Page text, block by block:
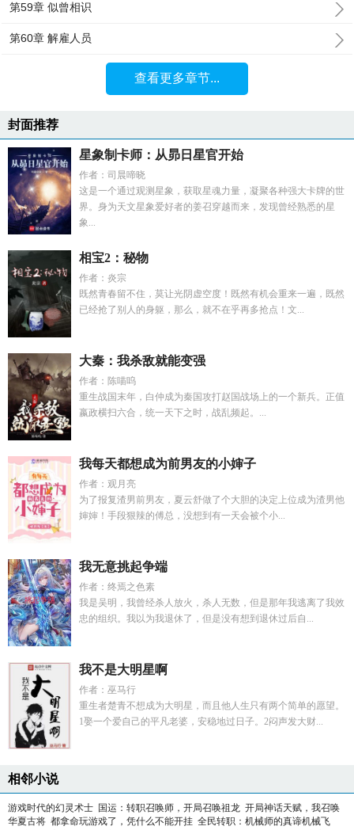
第59章 似曾相识
第60章 解雇人员
查看更多章节...
封面推荐
星象制卡师：从昴日星官开始
作者：司晨啼晓
这是一个通过观测星象，获取星魂力量，凝聚各种强大卡牌的世
界。身为天文星象爱好者的姜召穿越而来，发现曾经熟悉的星
象...
相宝2：秘物
作者：炎宗
既然青春留不住，莫让光阴虚空度！既然有机会重来一遍，既然
已经抢了别人的身躯，那么，就不在乎再多抢点！文...
大秦：我杀敌就能变强
作者：陈喵呜
重生战国末年，白仲成为秦国攻打赵国战场上的一个新兵。正值
嬴政横扫六合，统一天下之时，战乱频起。...
我每天都想成为前男友的小婶子
作者：观月亮
为了报复渣男前男友，夏云舒做了个大胆的决定上位成为渣男他
婶婶！手段狠辣的傅总，没想到有一天会被个小...
我无意挑起争端
作者：终焉之色素
我是吴明，我曾经杀人放火，杀人无数，但是那年我逃离了我效
忠的组织。我以为我退休了，但是没有想到退休过后自...
我不是大明星啊
作者：巫马行
重生者楚青不想成为大明星，而且他人生只有两个简单的愿望。
1娶一个爱自己的平凡老婆，安稳地过日子。2闷声发大财...
相邻小说
游戏时代的幻灵术士 国运：转职召唤师，开局召唤祖龙 开局神话天赋，我召唤
华夏古将 都拿命玩游戏了，凭什么不能开挂 全民转职：机械师的真谛机械飞